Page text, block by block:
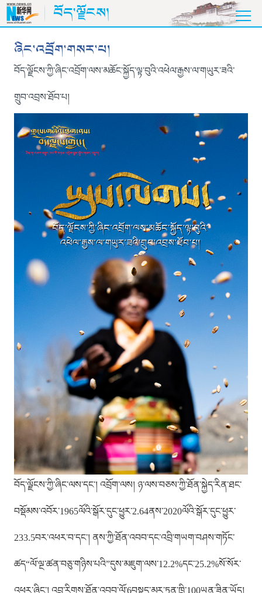
བོད་ལྗོངས།
ཞིང་འབྲོག་གསར་པ།
བོད་ལྗོངས་ཀྱི་ཞིང་འབྲོག་ལས་མཆོང་སྐྱོད་ལྟ་བུའི་འཕེལ་རྒྱས་ལ་གཡུར་ཟའི་
གྲུབ་འབྲས་ཐོབ་པ།
བོད་ལྗོངས་ཀྱི་ཞིང་ལས་དང་། འབྲོག་ལས། ཉ་ལས་བཅས་ཀྱི་ཐོན་སྐྱེད་རིན་ཐང་
བསྡོམས་འབོར་1965ལོའི་སྒོར་དུང་ཕྱུར་2.64ནས་2020ལོའི་སྒོར་དུང་ཕྱུར་
233.5བར་འཕར་བ་དང་། ནས་ཀྱི་ཐོན་འབབ་དང་འབྲི་གཡག་བཤས་གཏོང་
ཚད“ལོ་ལྔ་ཚན་བཅུ་གཉིས་པའི”དུས་མཇུག་ལས་12.2%དང་25.2%སོ་སོར་
འཕར་ཞིང་། འབྲུ་རིགས་ཐོན་འབབ་ལོ་6བསྟུད་མར་ཏུན་ཁྲི་100ཡན་ཟིན་ཡོད།